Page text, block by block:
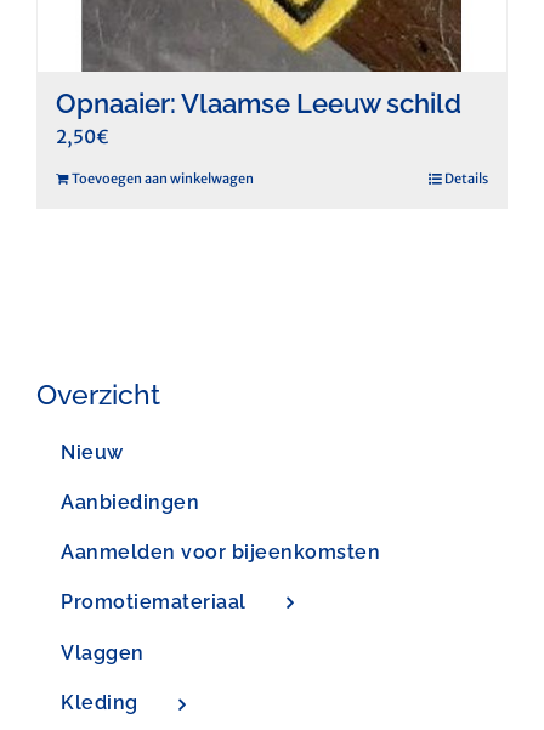
Opnaaier: Vlaamse Leeuw schild
2,50€
Toevoegen aan winkelwagen Details
Overzicht
Nieuw
Aanbiedingen
Aanmelden voor bijeenkomsten
Promotiemateriaal
Vlaggen
Kleding